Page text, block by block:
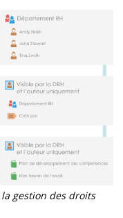
gestion des droits